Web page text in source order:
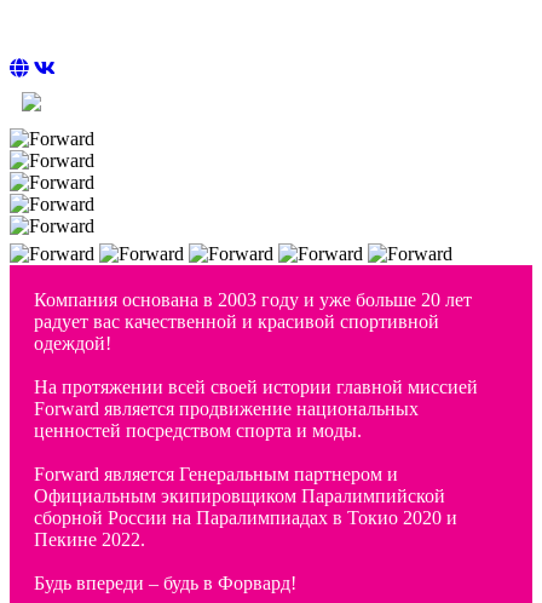
Компания основана в 2003 году и уже больше 20 лет
радует вас качественной и красивой спортивной
одеждой!
На протяжении всей своей истории главной миссией
Forward является продвижение национальных
ценностей посредством спорта и моды.
Forward является Генеральным партнером и
Официальным экипировщиком Паралимпийской
сборной России на Паралимпиадах в Токио 2020 и
Пекине 2022.
Будь впереди – будь в Форвард!